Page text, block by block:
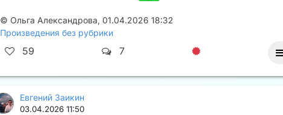
© Ольга Александрова, 01.04.2026 18:32
Произведения без рубрики
59 7
Евгений Заикин
03.04.2026 11:50